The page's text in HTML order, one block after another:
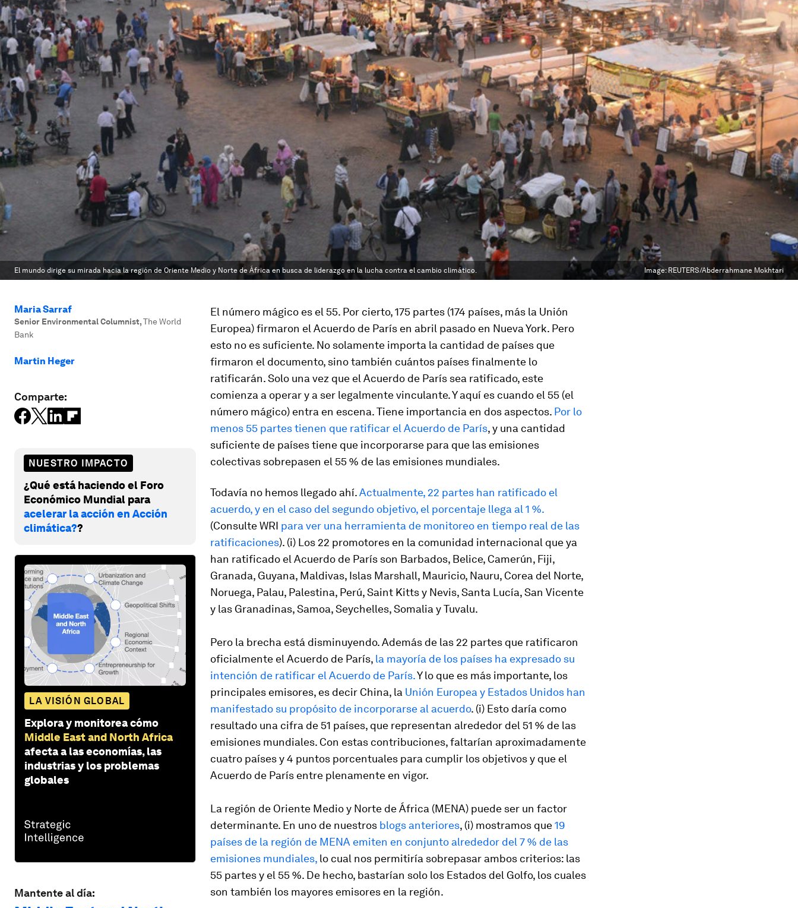
El mundo dirige su mirada hacia la región de Oriente Medio y Norte de África en busca de liderazgo en la lucha contra el cambio climático. Image: REUTERS/Abderrahmane Mokhtari
Maria Sarraf
Senior Environmental Columnist,The World
Bank
Martin Heger
Comparte:
NUESTRO IMPACTO
¿Qué está haciendo el Foro
Económico Mundial para
acelerar la acción en Acción
climática??
LA VISIÓN GLOBAL
Explora y monitorea cómo
Middle East and North Africa
afecta a las economías, las
industrias y los problemas
globales
Mantente al día:
El número mágico es el 55. Por cierto, 175 partes (174 países, más la Unión
Europea)firmaron el Acuerdo de París en abril pasado en Nueva York. Pero
esto no es suficiente. No solamente importa la cantidad de países que
firmaron el documento, sino también cuántos países finalmente lo
ratificarán. Solo una vez que el Acuerdo de París sea ratificado, este
comienza a operar y a ser legalmente vinculante. Y aquí es cuando el 55 (el
número mágico) entra en escena. Tiene importancia en dos aspectos. Por lo
menos 55 partes tienen que ratificar el Acuerdo de París​, y una cantidad
suficiente de países tiene que incorporarse para que las emisiones
colectivas sobrepasen el 55 % de las emisiones mundiales.
Todavía no hemos llegado ahí.Actualmente, 22 partes han ratificado el
acuerdo, y en el caso del segundo objetivo, el porcentaje llega al 1 %.
(Consulte WRI para ver una herramienta de monitoreo en tiempo real de las
ratificaciones). (i) Los 22 promotores en la comunidad internacional que ya
han ratificado el Acuerdo de París son Barbados, Belice, Camerún, Fiji,
Granada, Guyana, Maldivas, Islas Marshall, Mauricio, Nauru, Corea del Norte,
Noruega, Palau, Palestina, Perú, Saint Kitts y Nevis, Santa Lucía, San Vicente
y las Granadinas, Samoa, Seychelles, Somalia y Tuvalu.
Pero la brecha está disminuyendo.Además de las 22 partes que ratificaron
oficialmente el Acuerdo de París, la mayoría de los países ha expresado su
intención de ratificar el Acuerdo de París.Y lo que es más importante, los
principales emisores, es decir China, la Unión Europea y Estados Unidos han
manifestado su propósito de incorporarse al acuerdo. (i) Esto daría como
resultado una cifra de 51 países, que representan alrededor del 51 % de las
emisiones mundiales. Con estas contribuciones, faltarían aproximadamente
cuatro países y 4 puntos porcentuales para cumplir los objetivos y que el
Acuerdo de París entre plenamente en vigor.
La región de Oriente Medio y Norte de África (MENA) puede ser un factor
determinante. En uno de nuestros blogs anteriores, (i) mostramos que19
países de la región de MENA emiten en conjunto alrededor del 7 % de las
emisiones mundiales, lo cual nos permitiría sobrepasar ambos criterios: las
55 partes y el 55 %. De hecho, bastarían solo los Estados del Golfo, los cuales
son también los mayores emisores en la región.